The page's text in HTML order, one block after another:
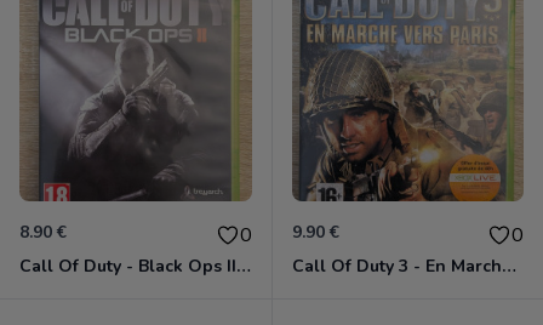
8.90 € 0
Call Of Duty - Black Ops II Xbox 360
9.90 € 0
Call Of Duty 3 - En Marche Vers Paris Xbox 360